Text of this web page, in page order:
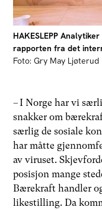
HAKESLEPP
rapporten fra det
Foto: Gry May Ljøterud
– I Norge har vi
snakker om
særlig de sosiale
har måtte
av viruset.
posisjon mange
Bærekraft handler
likestilling. Da